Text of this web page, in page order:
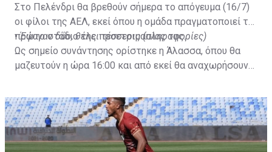
Στο Πελένδρι θα βρεθούν σήμερα το απόγευμα (16/7)
οι φίλοι της ΑΕΛ, εκεί όπου η ομάδα πραγματοποιεί το
πρώτο στάδιο της προετοιμασίας της.
•Έφυγαν δύο, θέλει τέσσερις (πληροφορίες)
Ως σημείο συνάντησης ορίστηκε η Άλασσα, όπου θα
μαζευτούν η ώρα 16:00 και από εκεί θα αναχωρήσουν
της ομάδας.